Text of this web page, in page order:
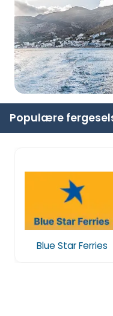
Populære
Blue Star Ferries